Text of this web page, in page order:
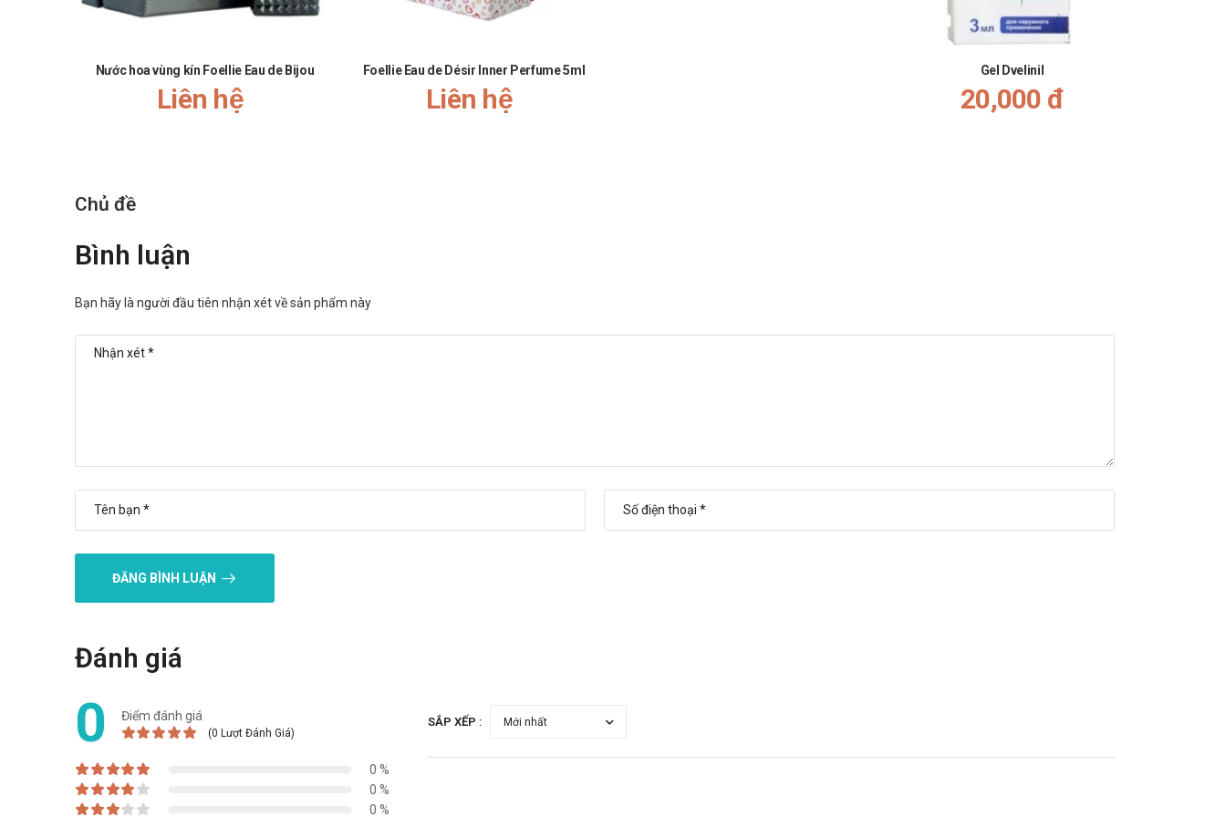
Nước hoa vùng kín Foellie Eau de Bijou
Liên hệ
Foellie Eau de Désir Inner Perfume 5ml
Liên hệ
Gel Dvelinil
20,000 đ
Chủ đề
Bình luận
Bạn hãy là người đầu tiên nhận xét về sản phẩm này
ĐĂNG BÌNH LUẬN
Đánh giá
0 Điểm đánh giá
(0 Lượt Đánh Giá)
0 %
0 %
0 %
SẮP XẾP :